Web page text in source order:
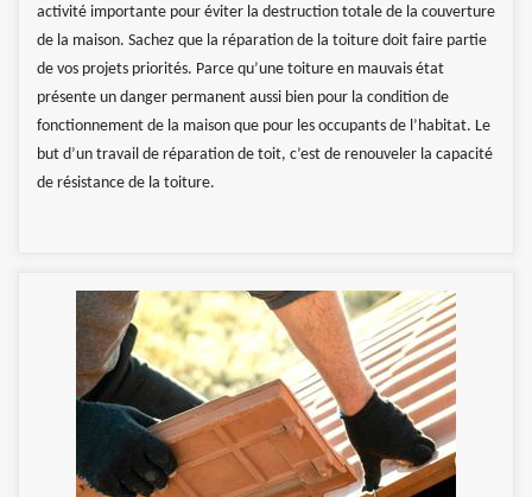
activité importante pour éviter la destruction totale de la couverture
de la maison. Sachez que la réparation de la toiture doit faire partie
de vos projets priorités. Parce qu’une toiture en mauvais état
présente un danger permanent aussi bien pour la condition de
fonctionnement de la maison que pour les occupants de l’habitat. Le
but d’un travail de réparation de toit, c’est de renouveler la capacité
de résistance de la toiture.